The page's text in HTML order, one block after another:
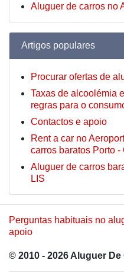
Aluguer de carros no
Artigos populares
Procurar ofertas de
Taxas de alcoolémia
regras para o
Contactos e apoio
Rent a car no
carros baratos Porto -
Aluguer de carros
LIS
Perguntas habituais no
apoio
© 2010 - 2026 Aluguer